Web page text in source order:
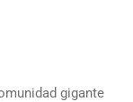
gigante